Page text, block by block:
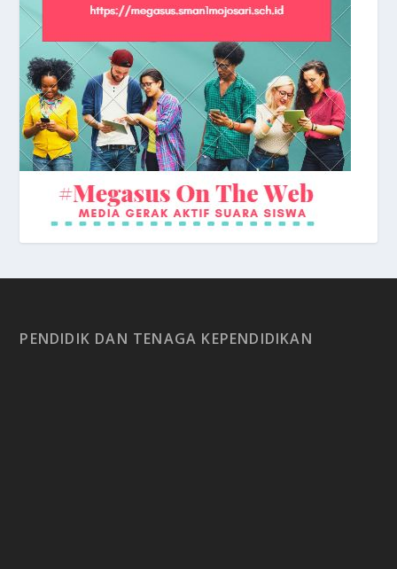
Praktikum di Lab. Kimia
Kehangatan suasana di Halaman Gedung
Depan Sekolah
Keceriaan Siswa di depan Kelas
PENDIDIK DAN TENAGA KEPENDIDIKAN